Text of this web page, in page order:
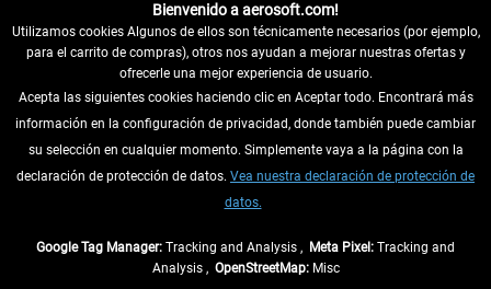
DESISTIR DEL CONTRATO
INFORMACIÓN
Bienvenido a aerosoft.com!
Utilizamos cookies Algunos de ellos son técnicamente necesarios (por ejemplo,
para el carrito de compras), otros nos ayudan a mejorar nuestras ofertas y
ofrecerle una mejor experiencia de usuario.
Acepta las siguientes cookies haciendo clic en Aceptar todo. Encontrará más
información en la configuración de privacidad, donde también puede cambiar
su selección en cualquier momento. Simplemente vaya a la página con la
declaración de protección de datos. Vea nuestra declaración de protección de
datos.
Google Tag Manager: Tracking and Analysis , Meta Pixel: Tracking and
Analysis , OpenStreetMap:Misc